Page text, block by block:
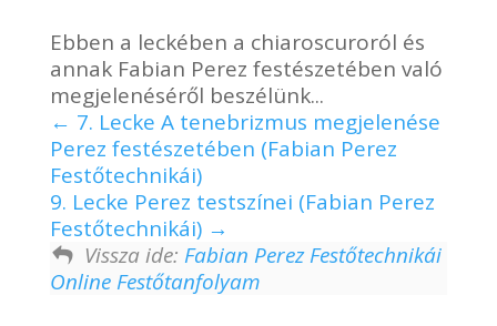
Ebben a leckében a chiaroscuroról és
annak Fabian Perez festészetében való
megjelenéséről beszélünk...
7. Lecke A tenebrizmus megjelenése
Perez festészetében (Fabian Perez
Festőtechnikái)
9. Lecke Perez testszínei (Fabian Perez
Festőtechnikái)
Vissza ide: Fabian Perez Festőtechnikái
Online Festőtanfolyam